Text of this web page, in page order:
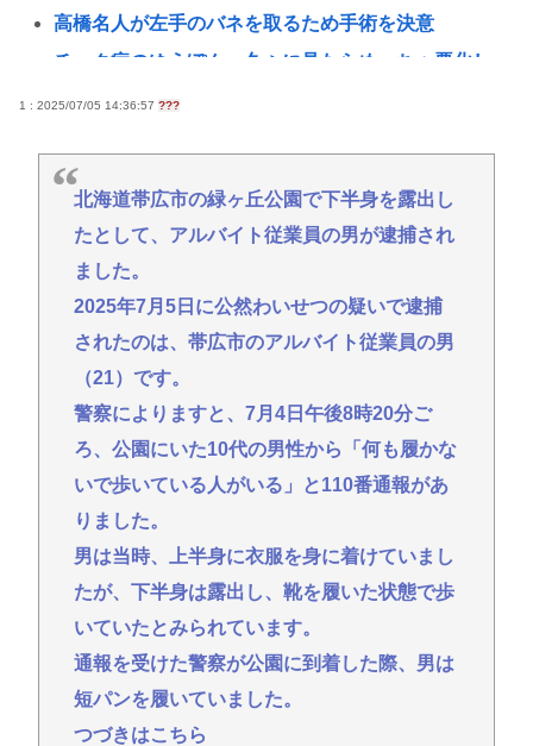
高橋名人が左手のバネを取るため手術を決意
チック症のゆうぽん、久々に見たらめっちゃ悪化し
元通りにする医療技術は無い。
【保守層ばかりを忖度】高市首相 内閣支持率減少、
女性天皇容認が増加…識者に聞く「民意無視」の代
高市首相がマッサージを受ける 就任後初
ぜんじろう「高市さんの被災地視察動画は北朝鮮の
記録映画かと思った。金正恩でもあんなに盛らん
ぞ」
【朗報】悠仁さま、ついに自力で『テント設営』！
国民感動の嵐www
ライフとかマルエツとか、特に何の取り柄もないス
ーパーが東京でデカい顔してるの不思議だよな、普
通OK行くだろ
忍空があまり評価されてない理由
一番かっこいい病気の名前、決まるw w w w w w w w
w w
1 : 2025/07/05 14:36:57 ???
北海道帯広市の緑ヶ丘公園で下半身を露出し
たとして、アルバイト従業員の男が逮捕され
ました。
2025年7月5日に公然わいせつの疑いで逮捕
されたのは、帯広市のアルバイト従業員の男
（21）です。
警察によりますと、7月4日午後8時20分ご
ろ、公園にいた10代の男性から「何も履かな
いで歩いている人がいる」と110番通報があ
りました。
男は当時、上半身に衣服を身に着けていまし
たが、下半身は露出し、靴を履いた状態で歩
いていたとみられています。
通報を受けた警察が公園に到着した際、男は
短パンを履いていました。
つづきはこちら